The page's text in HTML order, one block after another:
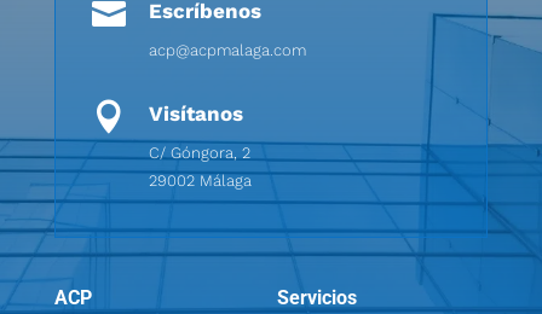
 Escríbenos
acp@acpmalaga.com
 Visítanos
C/ Góngora, 2
29002 Málaga
ACP Servicios